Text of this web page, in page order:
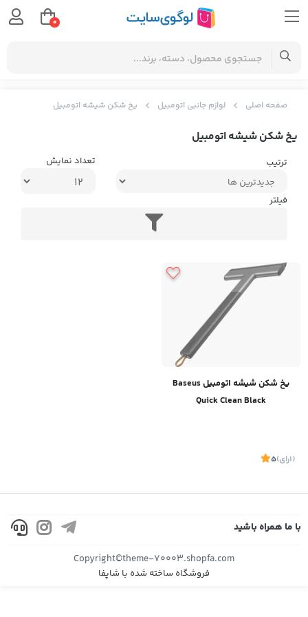
صفحه اصلی لوازم جانبی اتومبیل یخ شکن شیشه اتومبیل
یخ شکن شیشه اتومبیل
ترتیب تعداد نمایش
فیلتر
یخ شکن شیشه اتومبیل Baseus
Quick Clean Black
(1 رای)
5
با ما همراه باشید
Copyright©theme-70003.shopfa.com
فروشگاه ساخته شده با شاپفا
0